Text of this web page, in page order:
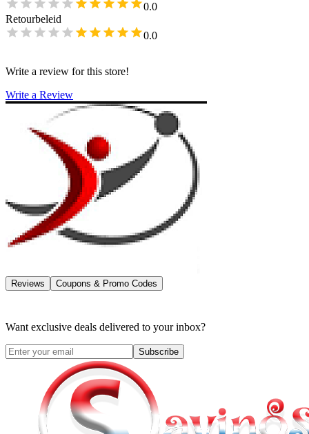
0.0
Retourbeleid
0.0
Write a review for this store!
Write a Review
Reviews Coupons & Promo Codes
Want exclusive deals delivered to your inbox?
Subscribe